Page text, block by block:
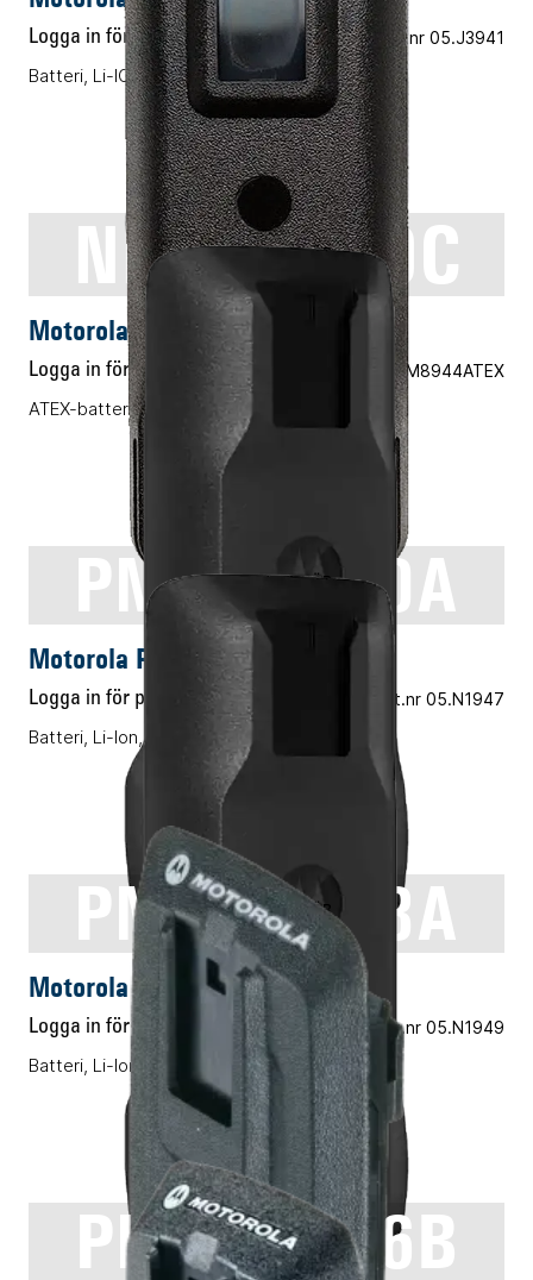
Logga in för pris Vårt art.nr 05.J3941
Batteri, Li-ION, 1750mAh
NNTN8570C
Motorola NNTN8570C
Logga in för pris Vårt art.nr 05.M8944ATEX
ATEX-batteri, Li-ION, 1250mAh
PMNN4600A
Motorola PMNN4600A
Logga in för pris Vårt art.nr 05.N1947
Batteri, Li-Ion, 2100mAh, IP55, Slim
PMNN4598A
ENERGITILLBEHÖR
Motorola PMNN4598A
Logga in för pris Vårt art.nr 05.N1949
Batteri, Li-Ion, 2300mAh, IP55
PMNN4066B
ENERGITILLBEHÖR